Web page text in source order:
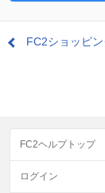
FC2ショッピ
FC2ヘルプトップ
ログイン